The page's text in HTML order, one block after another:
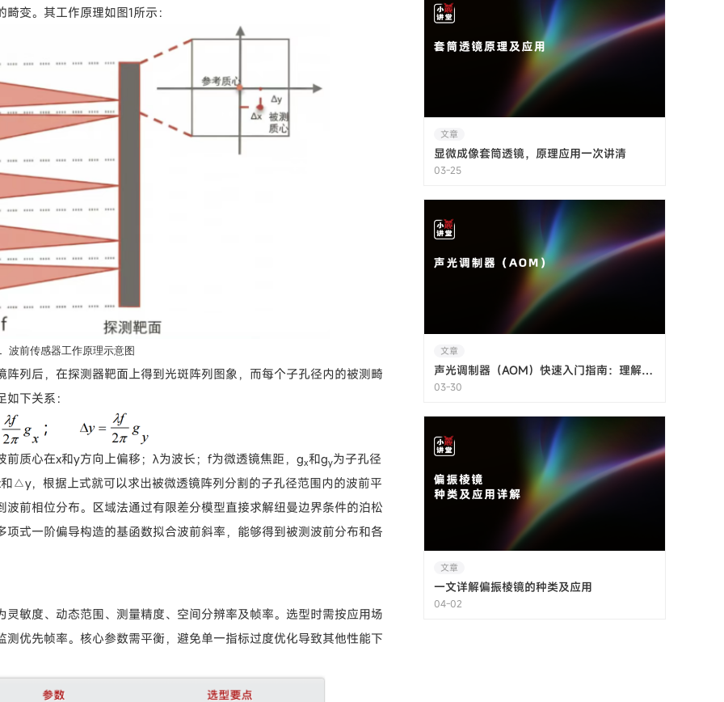
变。其工作原理如图1所示：
波前传感器工作原理示意图
列后，在探测器靶面上得到光斑阵列图象，而每个子孔径内的被测畸
下关系：
质心在x和y方向上偏移；λ为波长；f为微透镜焦距，gx和gy为子孔径
△y，根据上式就可以求出被微透镜阵列分割的子孔径范围内的波前平
前相位分布。区域法通过有限差分模型直接求解纽曼边界条件的泊松
式一阶偏导构造的基函数拟合波前斜率，能够得到被测波前分布和各
敏度、动态范围、测量精度、空间分辨率及帧率。选型时需按应用场
优先帧率。核心参数需平衡，避免单一指标过度优化导致其他性能下
文章
显微成像套筒透镜，原理应用一次讲清
03-25
文章
声光调制器（AOM）快速入门指南：理解声波与光束的相互作用
03-30
文章
一文详解偏振棱镜的种类及应用
04-02